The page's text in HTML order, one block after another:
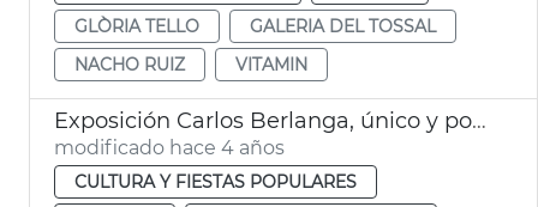
GLÒRIA TELLO
GALERIA DEL TOSSAL
NACHO RUIZ
VITAMIN
Exposición Carlos Berlanga, único y poliédrico
modificado hace 4 años
CULTURA Y FIESTAS POPULARES